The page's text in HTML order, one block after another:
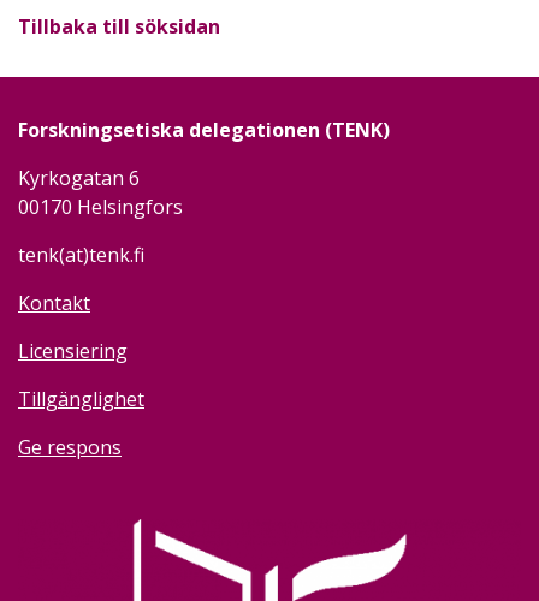
Tillbaka till söksidan
Forskningsetiska delegationen (TENK)
Kyrkogatan 6
00170 Helsingfors
tenk(at)tenk.fi
Kontakt
Licensiering
Tillgänglighet
Ge respons